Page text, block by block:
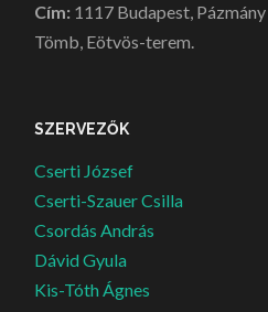
Cím: 1117 Budapest,
Tömb, Eötvös-terem.
SZERVEZŐK
Cserti József
Cserti-Szauer Csilla
Csordás András
Dávid Gyula
Kis-Tóth Ágnes